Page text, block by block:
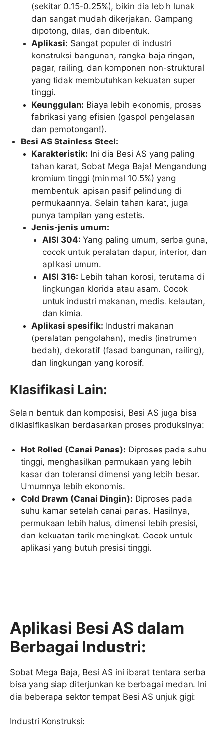
(sekitar 0.15-0.25%), bikin dia lebih lunak
dan sangat mudah dikerjakan. Gampang
dipotong, dilas, dan dibentuk.
Aplikasi: Sangat populer di industri
konstruksi bangunan, rangka baja ringan,
pagar, railing, dan komponen non-struktural
yang tidak membutuhkan kekuatan super
tinggi.
Keunggulan: Biaya lebih ekonomis, proses
fabrikasi yang efisien (gaspol pengelasan
dan pemotongan!).
Besi AS Stainless Steel:
Karakteristik: Ini dia Besi AS yang paling
tahan karat, Sobat Mega Baja! Mengandung
kromium tinggi (minimal 10.5%) yang
membentuk lapisan pasif pelindung di
permukaannya. Selain tahan karat, juga
punya tampilan yang estetis.
Jenis-jenis umum:
AISI 304: Yang paling umum, serba guna,
cocok untuk peralatan dapur, interior, dan
aplikasi umum.
AISI 316: Lebih tahan korosi, terutama di
lingkungan klorida atau asam. Cocok
untuk industri makanan, medis, kelautan,
dan kimia.
Aplikasi spesifik: Industri makanan
(peralatan pengolahan), medis (instrumen
bedah), dekoratif (fasad bangunan, railing),
dan lingkungan yang korosif.
Klasifikasi Lain:
Selain bentuk dan komposisi, Besi AS juga bisa
diklasifikasikan berdasarkan proses produksinya:
Hot Rolled (Canai Panas): Diproses pada suhu
tinggi, menghasilkan permukaan yang lebih
kasar dan toleransi dimensi yang lebih besar.
Umumnya lebih ekonomis.
Cold Drawn (Canai Dingin): Diproses pada
suhu kamar setelah canai panas. Hasilnya,
permukaan lebih halus, dimensi lebih presisi,
dan kekuatan tarik meningkat. Cocok untuk
aplikasi yang butuh presisi tinggi.
Aplikasi Besi AS dalam
Berbagai Industri:
Sobat Mega Baja, Besi AS ini ibarat tentara serba
bisa yang siap diterjunkan ke berbagai medan. Ini
dia beberapa sektor tempat Besi AS unjuk gigi:
Industri Konstruksi: